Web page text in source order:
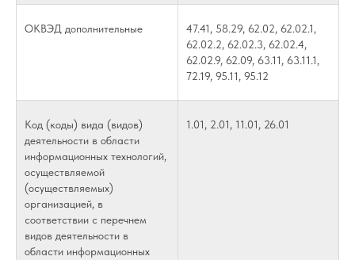
ОКВЭД дополнительные
47.41, 58.29, 62.02, 62.02.1,
62.02.2, 62.02.3, 62.02.4,
62.02.9, 62.09, 63.11, 63.11.1,
72.19, 95.11, 95.12
Код (коды) вида (видов)
деятельности в области
информационных технологий,
осуществляемой
(осуществляемых)
организацией, в
соответствии с перечнем
видов деятельности в
области информационных
1.01, 2.01, 11.01, 26.01